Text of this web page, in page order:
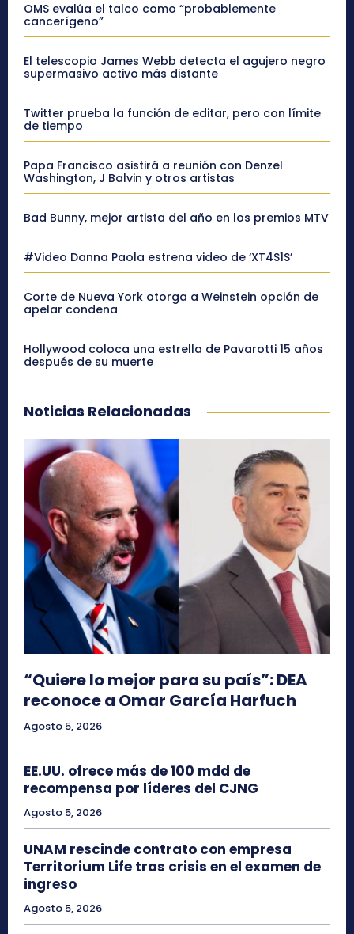
OMS evalúa el talco como “probablemente
cancerígeno”
El telescopio James Webb detecta el agujero negro
supermasivo activo más distante
Twitter prueba la función de editar, pero con límite
de tiempo
Papa Francisco asistirá a reunión con Denzel
Washington, J Balvin y otros artistas
Bad Bunny, mejor artista del año en los premios MTV
#Video Danna Paola estrena video de ‘XT4S1S’
Corte de Nueva York otorga a Weinstein opción de
apelar condena
Hollywood coloca una estrella de Pavarotti 15 años
después de su muerte
Noticias Relacionadas
“Quiere lo mejor para su país”: DEA
reconoce a Omar García Harfuch
Agosto 5, 2026
EE.UU. ofrece más de 100 mdd de
recompensa por líderes del CJNG
Agosto 5, 2026
UNAM rescinde contrato con empresa
Territorium Life tras crisis en el examen de
ingreso
Agosto 5, 2026